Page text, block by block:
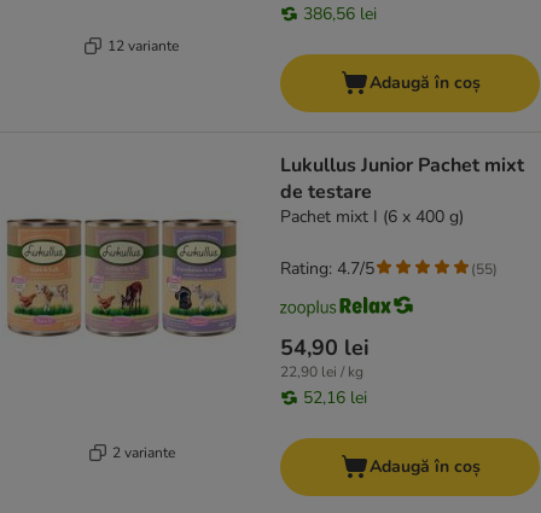
12 variante
386,56 lei
Adaugă în coș
2 variante
Lukullus Junior Pachet mixt
de testare
Pachet mixt I (6 x 400 g)
54,90 lei
22,90 lei / kg
52,16 lei
Rating: 4.7/5 (55)
Adaugă în coș